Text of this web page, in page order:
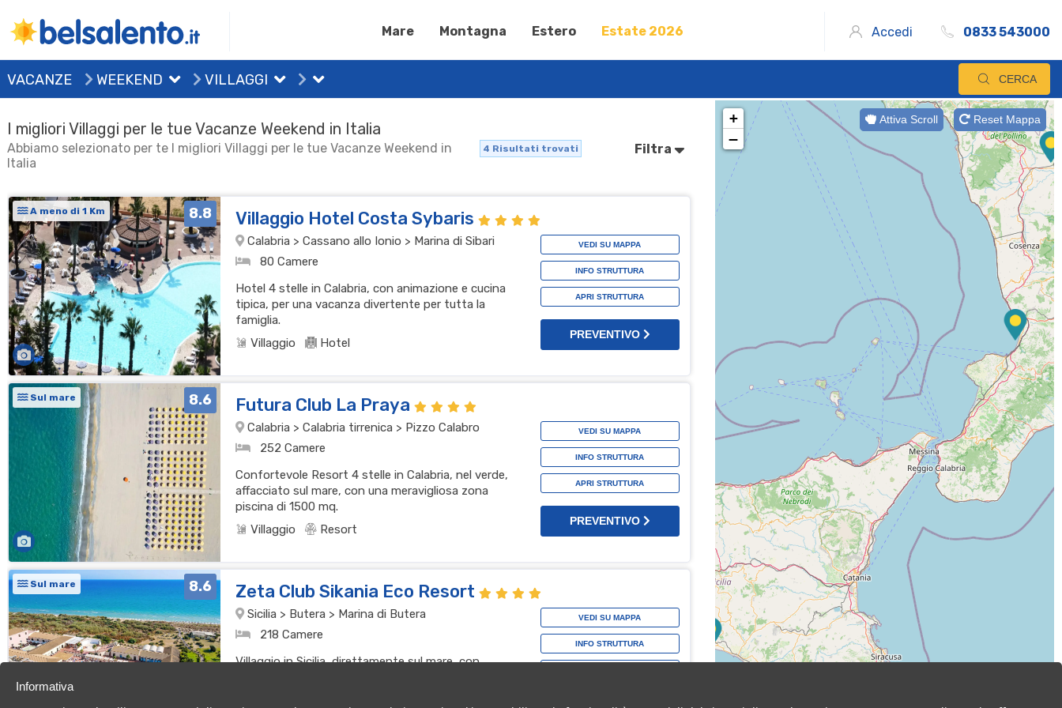
Mare Montagna Estero Estate 2026 Accedi 0833 543000
VACANZE WEEKEND VILLAGGI CERCA
I migliori Villaggi per le tue Vacanze Weekend in Italia
Abbiamo selezionato per te I migliori Villaggi per le tue Vacanze Weekend in
Italia
4 Risultati trovati Filtra
A meno di 1 Km 8.8 Villaggio Hotel Costa Sybaris
Calabria > Cassano allo Ionio > Marina di Sibari
80 Camere
Hotel 4 stelle in Calabria, con animazione e cucina
tipica, per una vacanza divertente per tutta la
famiglia.
Villaggio
Hotel
VEDI SU MAPPA
INFO STRUTTURA
APRI STRUTTURA
PREVENTIVO
Sul mare 8.6 Futura Club La Praya
Calabria > Calabria tirrenica > Pizzo Calabro
252 Camere
Confortevole Resort 4 stelle in Calabria, nel verde,
affacciato sul mare, con una meravigliosa zona
piscina di 1500 mq.
Villaggio
Resort
VEDI SU MAPPA
INFO STRUTTURA
APRI STRUTTURA
PREVENTIVO
Sul mare 8.6 Zeta Club Sikania Eco Resort
Sicilia > Butera > Marina di Butera
218 Camere
Villaggio in Sicilia, direttamente sul mare, con
VEDI SU MAPPA
INFO STRUTTURA
Attiva Scroll Reset Mappa
+
−
Informativa